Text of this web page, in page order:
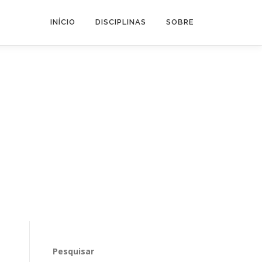
INÍCIO DISCIPLINAS SOBRE
Pesquisar